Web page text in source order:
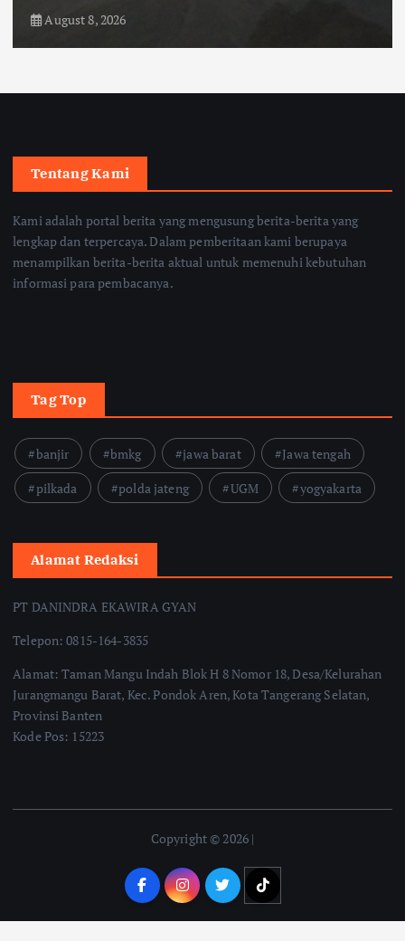
August 8, 2026
Tentang Kami
Kami adalah portal berita yang mengusung berita-berita yang
lengkap dan terpercaya. Dalam pemberitaan kami berupaya
menampilkan berita-berita aktual untuk memenuhi kebutuhan
informasi para pembacanya.
Tag Top
banjir bmkg jawa barat
Jawa tengah
pilkada
polda jateng UGM yogyakarta
Alamat Redaksi
PT DANINDRA EKAWIRA GYAN
Telepon: 0815-164-3835
Alamat: Taman Mangu Indah Blok H 8 Nomor 18, Desa/Kelurahan
Jurangmangu Barat, Kec. Pondok Aren, Kota Tangerang Selatan,
Provinsi Banten
Kode Pos: 15223
Copyright © 2026 |